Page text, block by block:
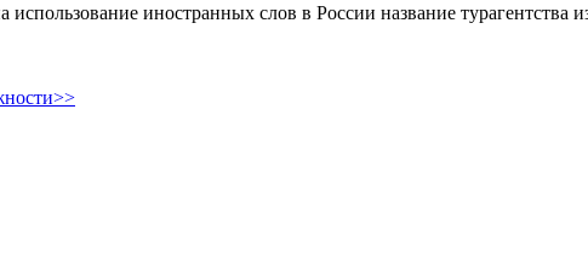
иностранных слов в России название турагентства